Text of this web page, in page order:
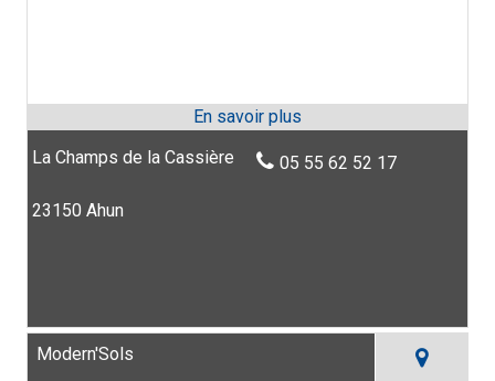
La Champs de la Cassière
23150 Ahun
05 55 62 52 17
Modern'Sols